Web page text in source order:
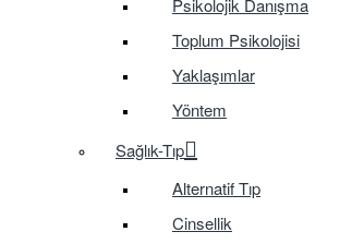
Toplum Psikolojisi
Yaklaşımlar
Yöntem
Sağlık-Tıp
Alternatif Tıp
Cinsellik